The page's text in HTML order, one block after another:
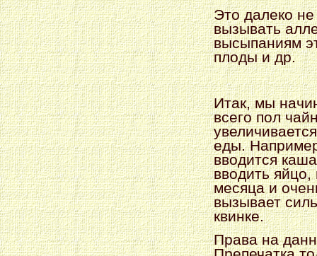
Это далеко не
вызывать
высыпаниям
плоды и др.
Итак, мы
всего пол
еды.
вводится
вводить
месяца и
вызывает
квинке.
Права на